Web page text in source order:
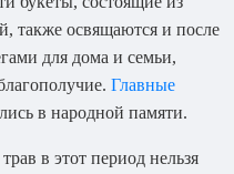
также освящаются и после
для дома и семьи,
Главные
в народной памяти.
в этот период нельзя